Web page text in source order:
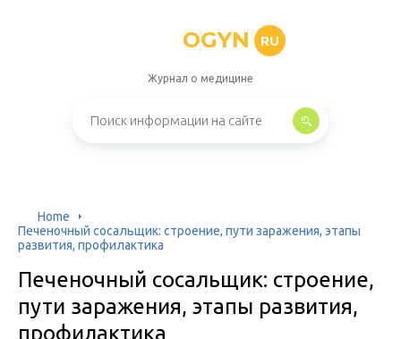
OGYN RU
Журнал о медицине
Home
Печеночный сосальщик: строение, пути заражения, этапы
развития, профилактика
Печеночный сосальщик: строение,
пути заражения, этапы развития,
профилактика